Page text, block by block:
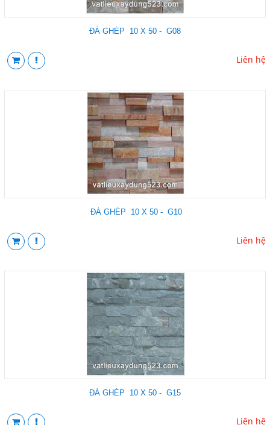
ĐÁ GHÉP 10 X 50 - G08
Liên hệ
ĐÁ GHÉP 10 X 50 - G10
Liên hệ
ĐÁ GHÉP 10 X 50 - G15
Liên hệ